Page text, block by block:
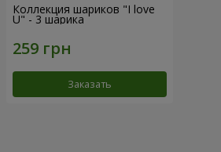
Коллекция шариков "I love
U" - 3 шарика
Заказать